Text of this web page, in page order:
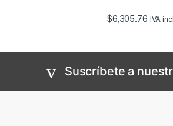
$6,305.76 IVA
Suscríbete a